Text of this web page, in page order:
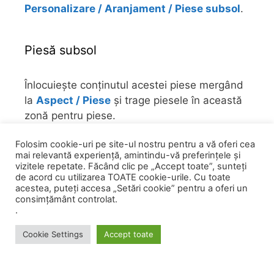
Personalizare / Aranjament / Piese subsol.
Piesă subsol
Înlocuiește conținutul acestei piese mergând
la Aspect / Piese și trage piesele în această
zonă pentru piese.
Pentru a-l îndepărta sau a alege numărul de
piese în subsol, mergi laAspect /
Personalizare / Aranjament / Piese subsol
© 2026 0758 751 841• Powered by
Folosim cookie-uri pe site-ul nostru pentru a vă oferi cea
mai relevantă experiență, amintindu-vă preferințele și
vizitele repetate. Făcând clic pe „Accept toate”, sunteți
de acord cu utilizarea TOATE cookie-urile. Cu toate
acestea, puteți accesa „Setări cookie” pentru a oferi un
consimțământ controlat.
.
Cookie Settings Accept toate